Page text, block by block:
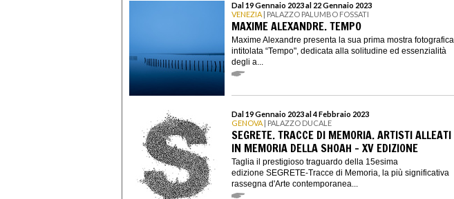
Dal 19 Gennaio 2023 al 22 Gennaio 2023
VENEZIA | PALAZZO PALUMBO FOSSATI
MAXIME ALEXANDRE. TEMPO
Maxime Alexandre presenta la sua prima mostra fotografica,
intitolata “Tempo", dedicata alla solitudine ed essenzialità
degli a...
Dal 19 Gennaio 2023 al 4 Febbraio 2023
GENOVA | PALAZZO DUCALE
SEGRETE. TRACCE DI MEMORIA. ARTISTI ALLEATI
IN MEMORIA DELLA SHOAH - XV EDIZIONE
Taglia il prestigioso traguardo della 15esima
edizione SEGRETE-Tracce di Memoria, la più significativa
rassegna d'Arte contemporanea...